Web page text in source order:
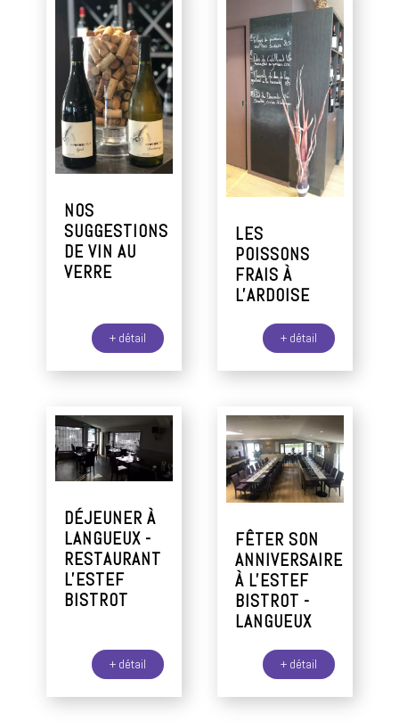
NOS
SUGGESTIONS
DE VIN AU
VERRE
+ détail
LES
POISSONS
FRAIS À
L'ARDOISE
+ détail
DÉJEUNER À
LANGUEUX -
RESTAURANT
L'ESTEF
BISTROT
+ détail
FÊTER SON
ANNIVERSAIRE
À L'ESTEF
BISTROT -
LANGUEUX
+ détail